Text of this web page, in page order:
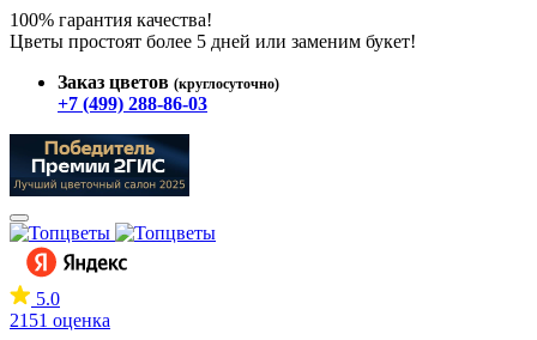
100% гарантия качества!
Цветы простоят более 5 дней или заменим букет!
Заказ цветов (круглосуточно)
+7 (499) 288-86-03
5.0
2151 оценка